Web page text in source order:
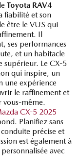
Toyota RAV4
fiabilité et son
être le VUS qui
Il
ses performances
et un habitacle
Le CX-5
qui inspire, un
une expérience
le raffinement et
vous-même.
CX-5 2025
Planifiez sans
précise et
est également à
avec